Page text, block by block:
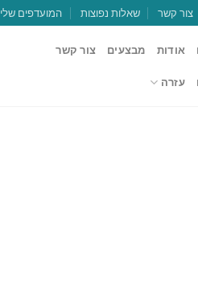
צור קשר שאלות נפוצות המועדפים שלי
אודות מבצעים צור קשר
עזרה